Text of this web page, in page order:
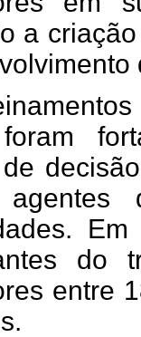
a
agentes
do
entre